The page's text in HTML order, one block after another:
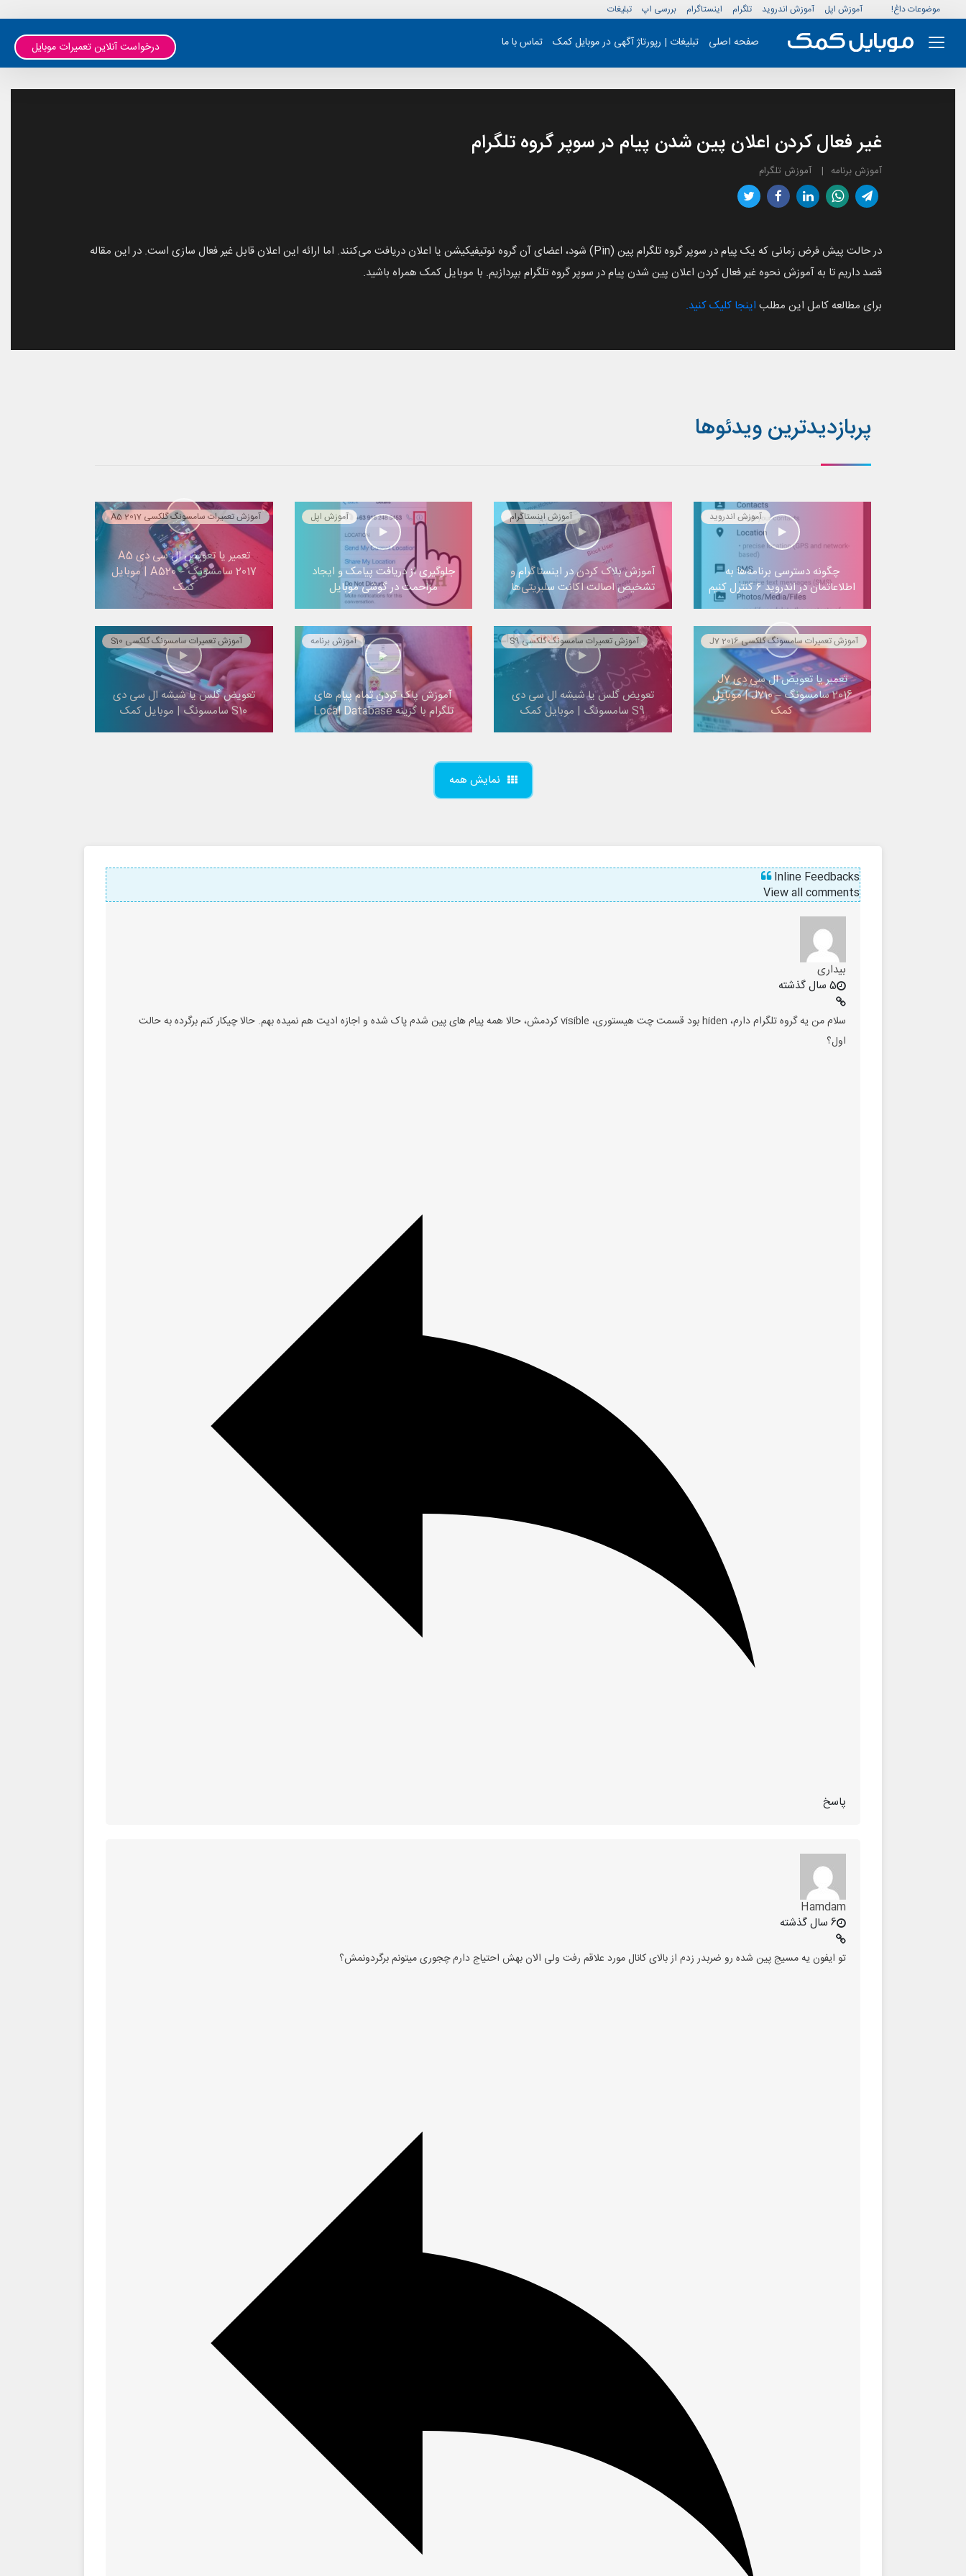
موضوعات داغ! آموزش اپل آموزش اندروید تلگرام اینستاگرام بررسی اپ تبلیغات
صفحه اصلی تبلیغات | رپورتاژ آگهی در موبایل کمک تماس با ما درخواست آنلاین تعمیرات موبایل
غیر فعال کردن اعلان پین شدن پیام در سوپر گروه تلگرام
آموزش برنامه آموزش تلگرام
در حالت پیش فرض زمانی که یک پیام در سوپر گروه تلگرام پین (Pin) شود، اعضای آن گروه نوتیفیکیشن یا اعلان دریافت می‌کنند. اما ارائه این اعلان قابل غیر فعال سازی است. در این مقاله
قصد داریم تا به آموزش نحوه غیر فعال کردن اعلان پین شدن پیام در سوپر گروه تلگرام بپردازیم. با موبایل کمک همراه باشید.
برای مطالعه کامل این مطلب اینجا کلیک کنید.
پربازدیدترین ویدئوها
چگونه دسترسی برنامه‌ها به
اطلاعاتمان در اندروید ۶ کنترل کنیم
آموزش اندروید
آموزش بلاک کردن در اینستاگرام و
تشخیص اصالت اکانت سلبریتی‌ها
آموزش اینستاگرام
جلوگیری از دریافت پیامک و ایجاد
مزاحمت در گوشی موبایل
آموزش اپل
تعمیر یا تعویض ال سی دی A5
2017 سامسونگ – A520 | موبایل
کمک
آموزش تعمیرات سامسونگ گلکسی A5 2017
تعمیر یا تعویض ال سی دی J7
2016 سامسونگ – J710 | موبایل
کمک
آموزش تعمیرات سامسونگ گلکسی J7 2016
تعویض گلس یا شیشه ال سی دی
S9 سامسونگ | موبایل کمک
آموزش تعمیرات سامسونگ گلکسی S9
آموزش پاک کردن تمام پیام های
تلگرام با گزینه Local Database
آموزش برنامه
تعویض گلس یا شیشه ال سی دی
S10 سامسونگ | موبایل کمک
آموزش تعمیرات سامسونگ گلکسی S10
نمایش همه
Inline Feedbacks
View all comments
بیداری
5 سال گذشته
سلام من یه گروه تلگرام دارم، hiden بود قسمت چت هیستوری، visible کردمش، حالا همه پیام های پین شدم پاک شده و اجازه ادیت هم نمیده بهم. حالا چیکار کنم برگرده به حالت
اول؟
پاسخ
Hamdam
6 سال گذشته
تو ایفون یه مسیج پین شده رو ضربدر زدم از بالای کانال مورد علاقم رفت ولی الان بهش احتیاج دارم چجوری میتونم برگردونمش؟